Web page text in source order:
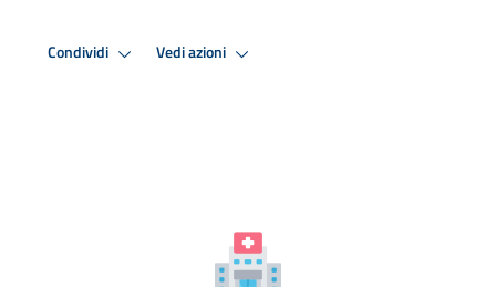
Condividi Vedi azioni